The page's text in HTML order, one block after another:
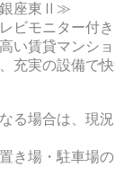
銀座東Ⅱ≫
ビモニター付き
い賃貸マンショ
充実の設備で
る場合は、現
き場・駐車場